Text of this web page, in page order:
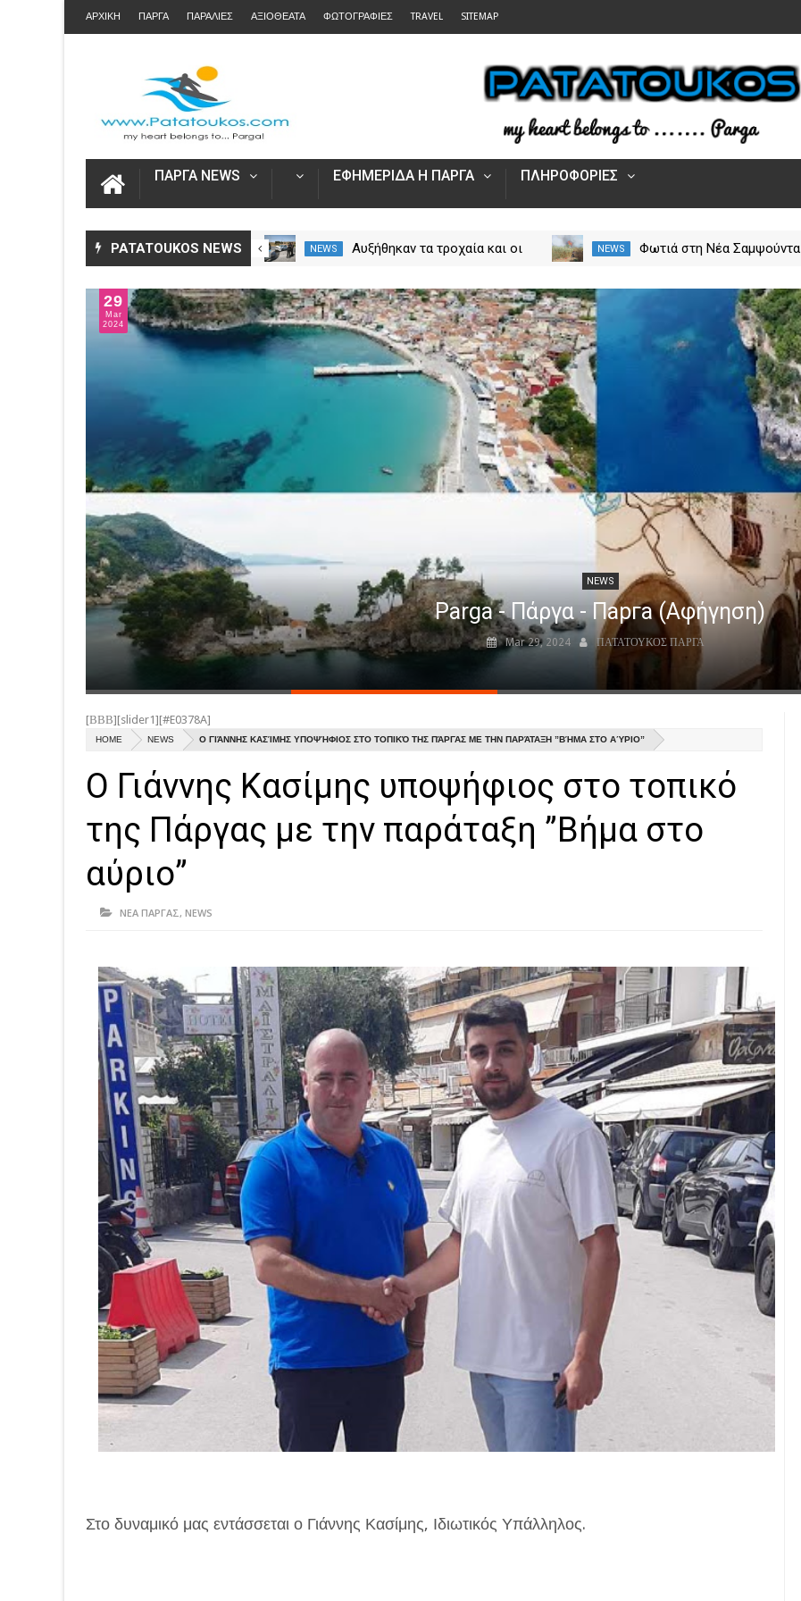
ΑΡΧΙΚΗ ΠΑΡΓΑ ΠΑΡΑΛΙΕΣ ΑΞΙΟΘΕΑΤΑ ΦΩΤΟΓΡΑΦΙΕΣ TRAVEL SITEMAP
ΠΑΡΓΑ NEWS ΕΦΗΜΕΡΙΔΑ Η ΠΑΡΓΑ ΠΛΗΡΟΦΟΡΙΕΣ
PATATOUKOS NEWS
Άνοιξε η πλατφόρμα myAGRO
για τις αγροτικές ενισχύσεις
Ενιαία Αίτηση Ενίσχυσης
NEWS
Αυξήθηκαν τα τροχαία και οι
NEWS
Φωτιά στη Νέα Σαμψούντα
29
Mar
2024
NEWS
Parga - Πάργα - Парга (Αφήγηση)
Mar 29, 2024 ΠΑΤΑΤΟΥΚΟΣ ΠΑΡΓΑ
[ΒΒΒ][slider1][#E0378A]
HOME NEWS O ΓΙΆΝΝΗΣ ΚΑΣΊΜΗΣ ΥΠΟΨΉΦΙΟΣ ΣΤΟ ΤΟΠΙΚΌ ΤΗΣ ΠΆΡΓΑΣ ΜΕ ΤΗΝ ΠΑΡΆΤΑΞΗ ”ΒΉΜΑ ΣΤΟ ΑΎΡΙΟ”
O Γιάννης Κασίμης υποψήφιος στο τοπικό
της Πάργας με την παράταξη ”Βήμα στο
αύριο”
ΝΕΑ ΠΑΡΓΑΣ, NEWS
Στο δυναμικό μας εντάσσεται ο Γιάννης Κασίμης, Ιδιωτικός Υπάλληλος.